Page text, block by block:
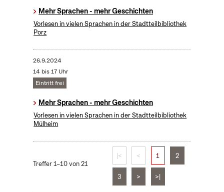
Mehr Sprachen - mehr Geschichten
Vorlesen in vielen Sprachen in der Stadtteilbibliothek
Porz
26.9.2024
14 bis 17 Uhr
Eintritt frei
Mehr Sprachen - mehr Geschichten
Vorlesen in vielen Sprachen in der Stadtteilbibliothek
Mülheim
Treffer 1–10 von 21
|< < 1 2
3 > >|